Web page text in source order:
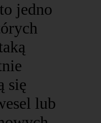
jedno
się
lub